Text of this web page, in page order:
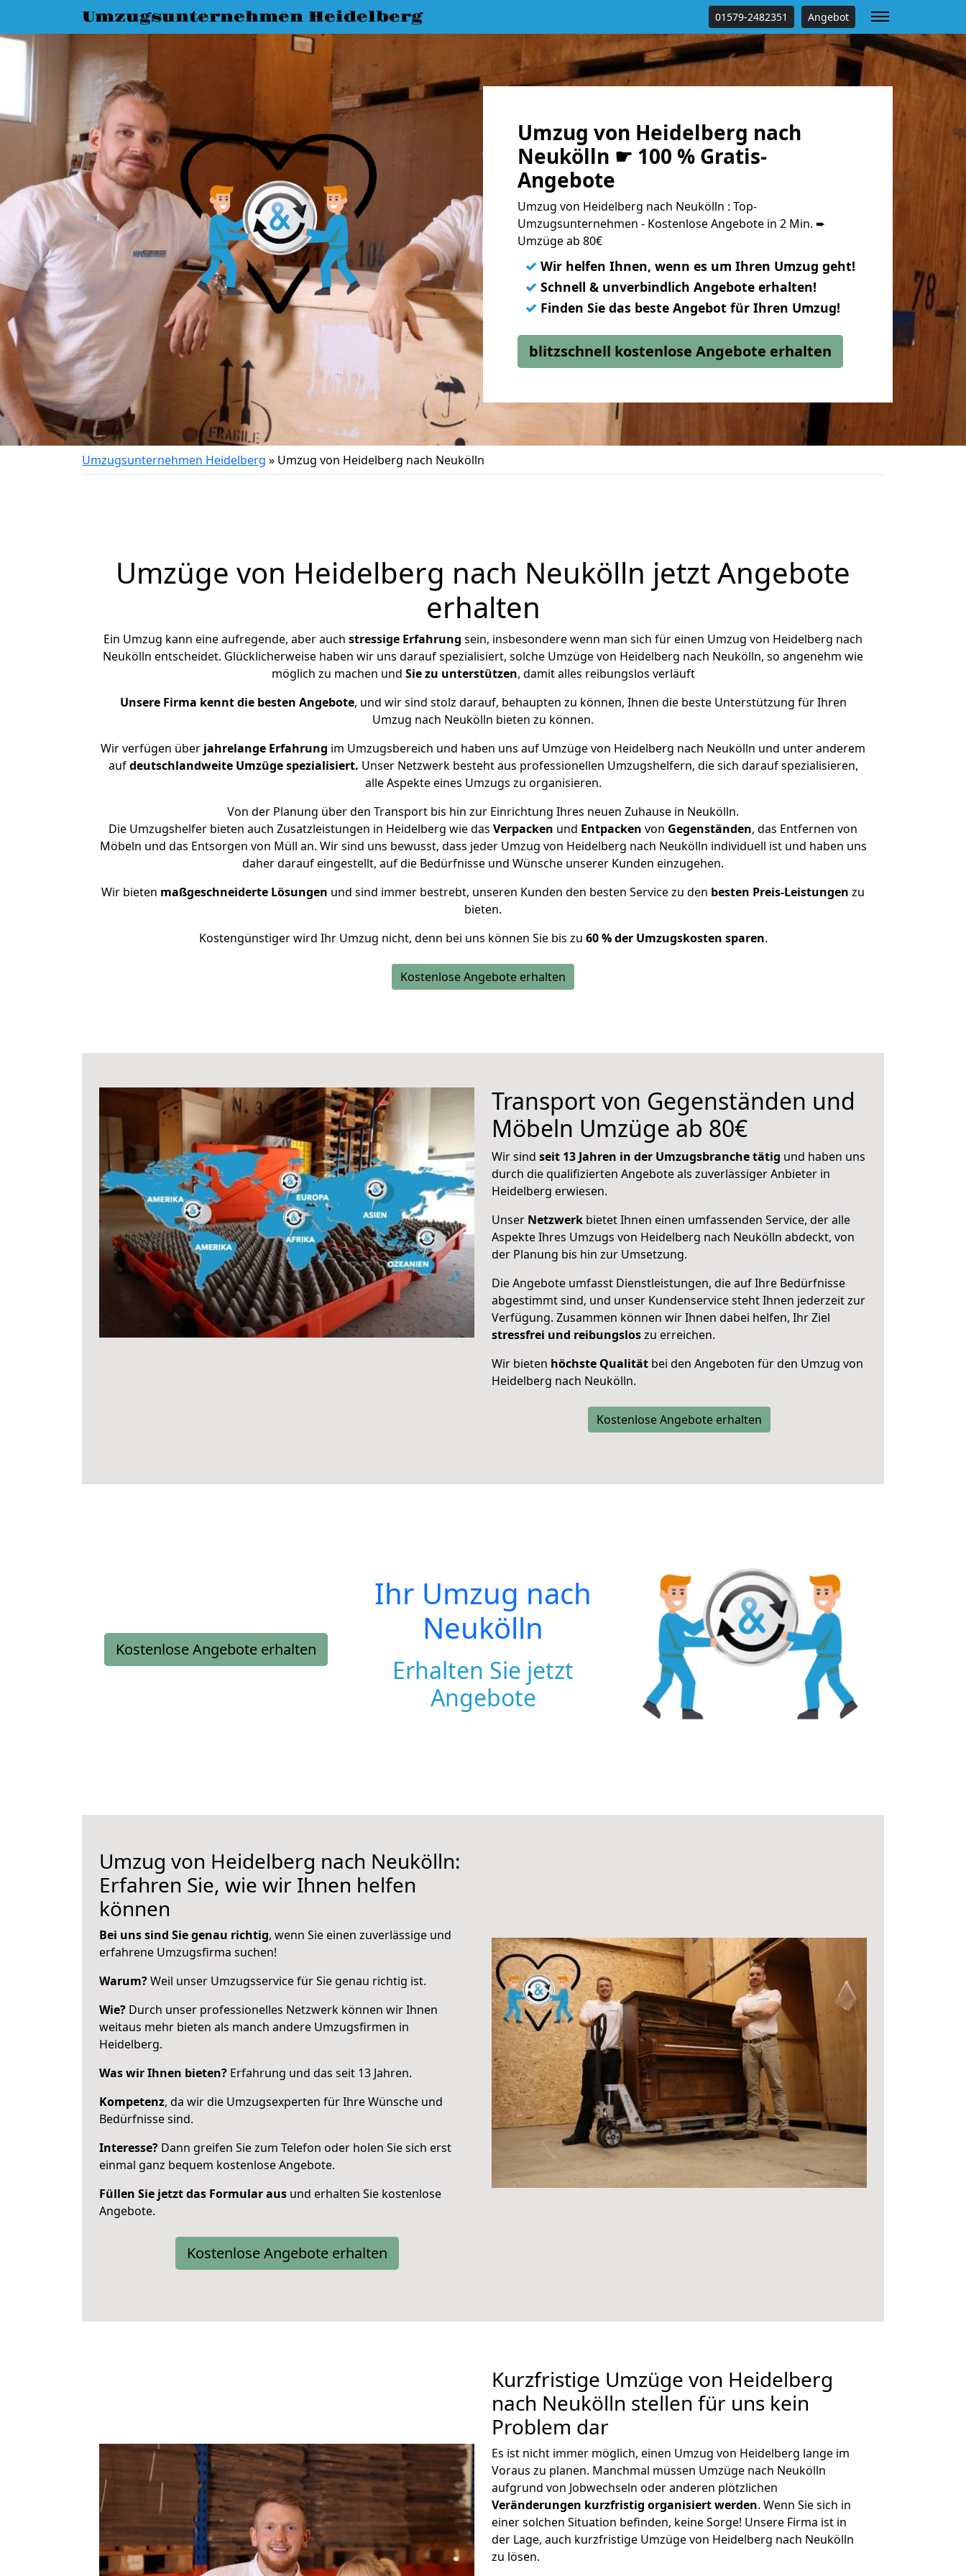
Umzugsunternehmen Heidelberg 01579-2482351 Angebot
Umzug von Heidelberg nach
Neukölln ☛ 100 % Gratis-
Angebote
Umzug von Heidelberg nach Neukölln : Top-
Umzugsunternehmen - Kostenlose Angebote in 2 Min. ➨
Umzüge ab 80€
✓ Wir helfen Ihnen, wenn es um Ihren Umzug geht!
✓ Schnell & unverbindlich Angebote erhalten!
✓ Finden Sie das beste Angebot für Ihren Umzug!
blitzschnell kostenlose Angebote erhalten
Umzugsunternehmen Heidelberg » Umzug von Heidelberg nach Neukölln
Umzüge von Heidelberg nach Neukölln jetzt Angebote
erhalten
Ein Umzug kann eine aufregende, aber auch stressige Erfahrung sein, insbesondere wenn man sich für einen Umzug von Heidelberg nach
Neukölln entscheidet. Glücklicherweise haben wir uns darauf spezialisiert, solche Umzüge von Heidelberg nach Neukölln, so angenehm wie
möglich zu machen und Sie zu unterstützen, damit alles reibungslos verläuft
Unsere Firma kennt die besten Angebote, und wir sind stolz darauf, behaupten zu können, Ihnen die beste Unterstützung für Ihren
Umzug nach Neukölln bieten zu können.
Wir verfügen über jahrelange Erfahrung im Umzugsbereich und haben uns auf Umzüge von Heidelberg nach Neukölln und unter anderem
aufdeutschlandweite Umzüge spezialisiert. Unser Netzwerk besteht aus professionellen Umzugshelfern, die sich darauf spezialisieren,
alle Aspekte eines Umzugs zu organisieren.
Von der Planung über den Transport bis hin zur Einrichtung Ihres neuen Zuhause in Neukölln.
Die Umzugshelfer bieten auch Zusatzleistungen in Heidelberg wie das Verpacken und Entpacken von Gegenständen, das Entfernen von
Möbeln und das Entsorgen von Müll an. Wir sind uns bewusst, dass jeder Umzug von Heidelberg nach Neukölln individuell ist und haben uns
daher darauf eingestellt, auf die Bedürfnisse und Wünsche unserer Kunden einzugehen.
Wir bieten maßgeschneiderte Lösungen und sind immer bestrebt, unseren Kunden den besten Service zu den besten Preis-Leistungen zu
bieten.
Kostengünstiger wird Ihr Umzug nicht, denn bei uns können Sie bis zu 60 % der Umzugskosten sparen.
Kostenlose Angebote erhalten
Transport von Gegenständen und
Möbeln Umzüge ab 80€
Wir sind seit 13 Jahren in der Umzugsbranche tätig und haben uns
durch die qualifizierten Angebote als zuverlässiger Anbieter in
Heidelberg erwiesen.
Unser Netzwerk bietet Ihnen einen umfassenden Service, der alle
Aspekte Ihres Umzugs von Heidelberg nach Neukölln abdeckt, von
der Planung bis hin zur Umsetzung.
Die Angebote umfasst Dienstleistungen, die auf Ihre Bedürfnisse
abgestimmt sind, und unser Kundenservice steht Ihnen jederzeit zur
Verfügung. Zusammen können wir Ihnen dabei helfen, Ihr Ziel
stressfrei und reibungsloszu erreichen.
Wir bieten höchste Qualität bei den Angeboten für den Umzug von
Heidelberg nach Neukölln.
Kostenlose Angebote erhalten
Kostenlose Angebote erhalten
Ihr Umzug nach
Neukölln
Erhalten Sie jetzt
Angebote
Umzug von Heidelberg nach Neukölln:
Erfahren Sie, wie wir Ihnen helfen
können
Bei uns sind Sie genau richtig, wenn Sie einen zuverlässige und
erfahrene Umzugsfirma suchen!
Warum?Weil unser Umzugsservice für Sie genau richtig ist.
Wie? Durch unser professionelles Netzwerk können wir Ihnen
weitaus mehr bieten als manch andere Umzugsfirmen in
Heidelberg.
Was wir Ihnen bieten? Erfahrung und das seit 13 Jahren.
Kompetenz, da wir die Umzugsexperten für Ihre Wünsche und
Bedürfnisse sind.
Interesse? Dann greifen Sie zum Telefon oder holen Sie sich erst
einmal ganz bequem kostenlose Angebote.
Füllen Sie jetzt das Formular aus und erhalten Sie kostenlose
Angebote.
Kostenlose Angebote erhalten
Kurzfristige Umzüge von Heidelberg
nach Neukölln stellen für uns kein
Problem dar
Es ist nicht immer möglich, einen Umzug von Heidelberg lange im
Voraus zu planen. Manchmal müssen Umzüge nach Neukölln
aufgrund von Jobwechseln oder anderen plötzlichen
Veränderungen kurzfristig organisiert werden. Wenn Sie sich in
einer solchen Situation befinden, keine Sorge! Unsere Firma ist in
der Lage, auch kurzfristige Umzüge von Heidelberg nach Neukölln
zu lösen.